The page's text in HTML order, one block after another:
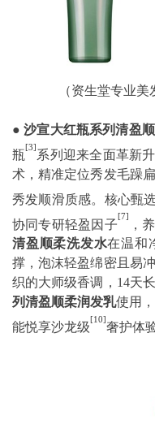
（资生堂专业
●沙宣大红瓶系列清盈
瓶
[3]
系列迎来全面革新
术，精准定位秀发毛躁
秀发顺滑质感。核心甄
协同专研轻盈因子
[7]
，
清盈顺柔洗发水在温和
撑，泡沫轻盈绵密且易
织的大师级香调，14天
列清盈顺柔润发乳使用
能悦享沙龙级
[10]
奢护体